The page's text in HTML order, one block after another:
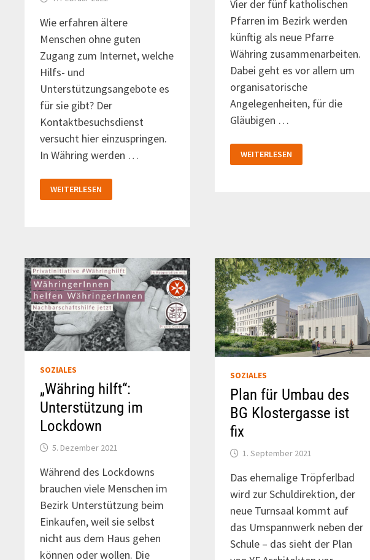
Wie erfahren ältere
Menschen ohne guten
Zugang zum Internet, welche
Hilfs- und
Unterstützungsangebote es
für sie gibt? Der
Kontaktbesuchsdienst
versucht hier einzuspringen.
In Währing werden …
KONTAKTBESUCHSDIENST
SUCHT
NEUE
WEITERLESEN
Vier der fünf katholischen
Pfarren im Bezirk werden
künftig als neue Pfarre
Währing zusammenarbeiten.
Dabei geht es vor allem um
organisatorische
Angelegenheiten, für die
Gläubigen …
IN
WÄHRING
WEITERLESEN
SOZIALES
„Währing hilft“:
Unterstützung im
Lockdown
5. Dezember 2021
Während des Lockdowns
brauchen viele Menschen im
Bezirk Unterstützung beim
Einkaufen, weil sie selbst
nicht aus dem Haus gehen
können oder wollen. Die
SOZIALES
Plan für Umbau des
BG Klostergasse ist
fix
1. September 2021
Das ehemalige Tröpferlbad
wird zur Schuldirektion, der
neue Turnsaal kommt auf
das Umspannwerk neben der
Schule – das sieht der Plan